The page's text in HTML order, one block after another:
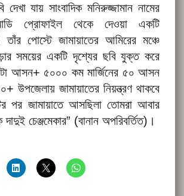
যায় সাংবাদিক মনিরুজ্জামান নামের
প্রোফাইল থেকে দেওয়া একটি
তাঁর পোস্টে জামায়াতের আমিরের মঞ্চে
সময়ের একটি দৃশ্যের ছবি যুক্ত করে
আসন+ ৫০০০ কম মার্জিনের ৫০ আসন
উপজেলায় জামায়াতের নিয়ন্ত্রণ থাকবে
পর জামায়াতে আসছিলা তোমরা আবার
চেঞ্জমেকার” (বানান অপরিবর্তিত)।